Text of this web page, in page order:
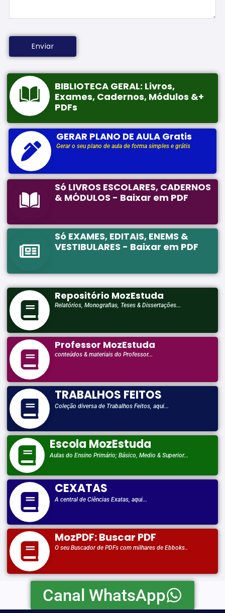
BIBLIOTECA GERAL: Livros,
Exames, Cadernos, Módulos &+
PDFs
GERAR PLANO DE AULA Gratis
Gerar o seu plano de aula de forma simples e grátis
Só LIVROS ESCOLARES, CADERNOS
& MÓDULOS - Baixar em PDF
Só EXAMES, EDITAIS, ENEMS &
VESTIBULARES - Baixar em PDF
Repositório MozEstuda
Relatórios, Monografias, Teses & Dissertações...
Professor MozEstuda
conteúdos & materiais do Professor...
TRABALHOS FEITOS
Coleção diversa de Trabalhos Feitos, aqui...
Escola MozEstuda
Aulas do Ensino Primário; Básico, Medio & Superior...
CEXATAS
A central de Ciências Exatas, aqui...
MozPDF: Buscar PDF
O seu Buscador de PDFs com milhares de Ebboks..
Canal WhatsApp